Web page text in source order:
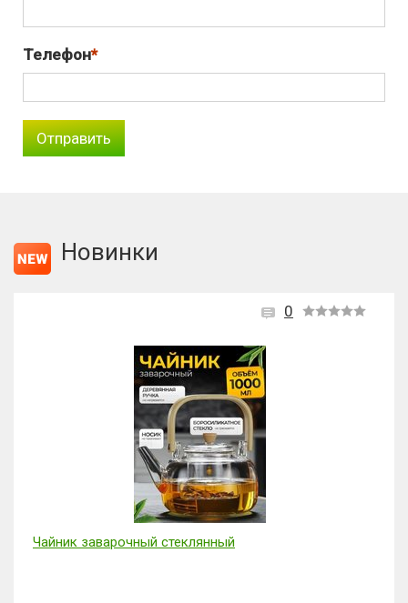
Телефон
Новинки
0
Чайник заварочный стеклянный